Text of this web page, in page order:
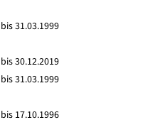
bis 31.03.1999
bis 30.12.2019
bis 31.03.1999
bis 17.10.1996